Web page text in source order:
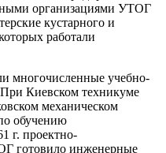
организациями УТОГ
кустарного и
работали
многочисленные учебно-
Киевском техникуме
механическом
обучению
г. проектно-
готовило инженерные